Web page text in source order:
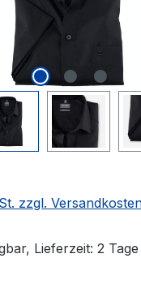
zzgl.
Lieferzeit: 2 Tage